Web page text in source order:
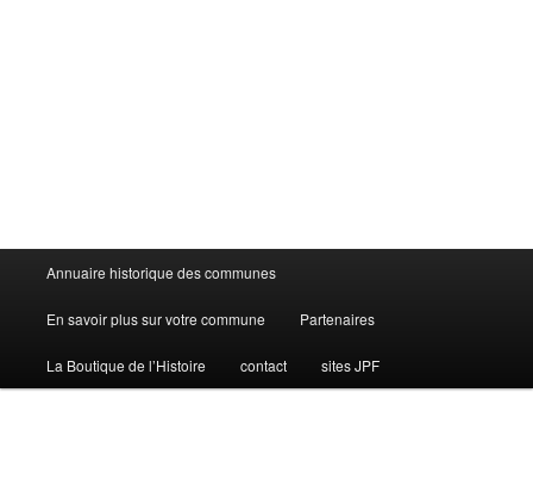
Menu
principal
Annuaire historique des communes
En savoir plus sur votre commune Partenaires
La Boutique de l’Histoire contact sites JPF